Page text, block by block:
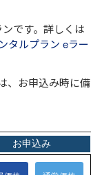
です。詳しくは
タルプラン eラー
、お申込み時に備